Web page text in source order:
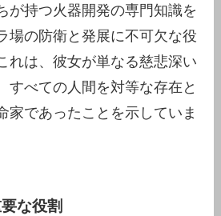
が持つ火器開発の専門知識を
場の防衛と発展に不可欠な役
れは、彼女が単なる慈悲深い
すべての人間を対等な存在と
家であったことを示していま
な役割